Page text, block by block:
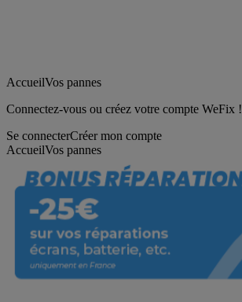
AccueilVos pannes
Connectez-vous ou créez votre compte WeFix !
Se connecterCréer mon compte
AccueilVos pannes